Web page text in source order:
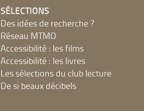
SÉLECTIONS
Des idées de recherche ?
Réseau MTMO
Accessibilité : les films
Accessibilité : les livres
Les sélections du club lecture
De si beaux décibels